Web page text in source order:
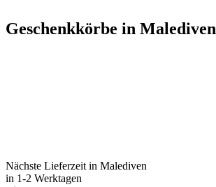
Geschenkkörbe in Malediven
Nächste Lieferzeit in Malediven
in 1-2 Werktagen